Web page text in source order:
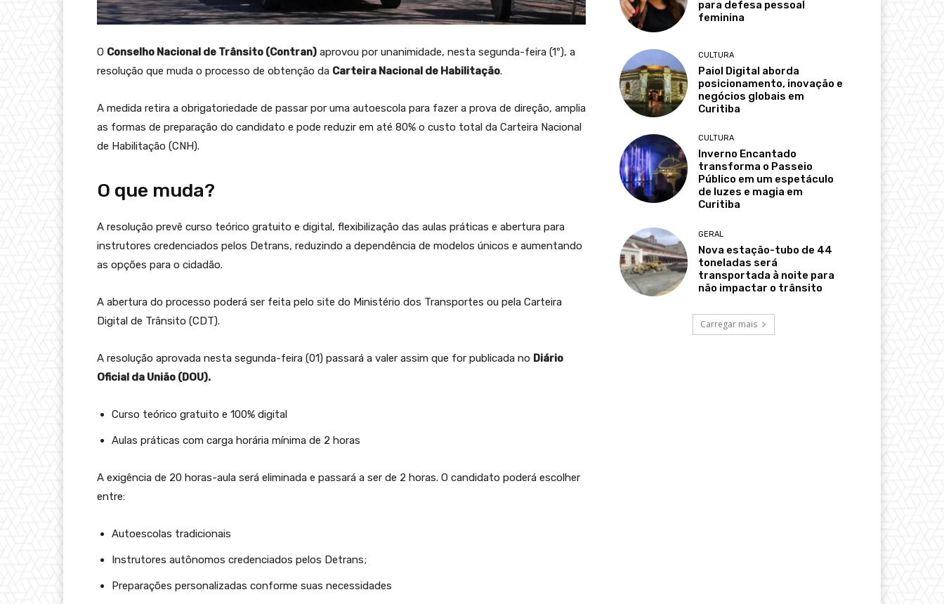
O Conselho Nacional de Trânsito (Contran) aprovou por unanimidade, nesta segunda-feira (1º), a
resolução que muda o processo de obtenção da Carteira Nacional de Habilitação.
A medida retira a obrigatoriedade de passar por uma autoescola para fazer a prova de direção, amplia
as formas de preparação do candidato e pode reduzir em até 80% o custo total da Carteira Nacional
de Habilitação (CNH).
O que muda?
A resolução prevê curso teórico gratuito e digital, flexibilização das aulas práticas e abertura para
instrutores credenciados pelos Detrans, reduzindo a dependência de modelos únicos e aumentando
as opções para o cidadão.
A abertura do processo poderá ser feita pelo site do Ministério dos Transportes ou pela Carteira
Digital de Trânsito (CDT).
A resolução aprovada nesta segunda-feira (01) passará a valer assim que for publicada no Diário
Oficial da União (DOU).
Curso teórico gratuito e 100% digital
Aulas práticas com carga horária mínima de 2 horas
A exigência de 20 horas-aula será eliminada e passará a ser de 2 horas. O candidato poderá escolher
entre:
Autoescolas tradicionais
Instrutores autônomos credenciados pelos Detrans;
Preparações personalizadas conforme suas necessidades
para defesa pessoal
feminina
CULTURA
Paiol Digital aborda
posicionamento, inovação e
negócios globais em
Curitiba
CULTURA
Inverno Encantado
transforma o Passeio
Público em um espetáculo
de luzes e magia em
Curitiba
GERAL
Nova estação-tubo de 44
toneladas será
transportada à noite para
não impactar o trânsito
Carregar mais